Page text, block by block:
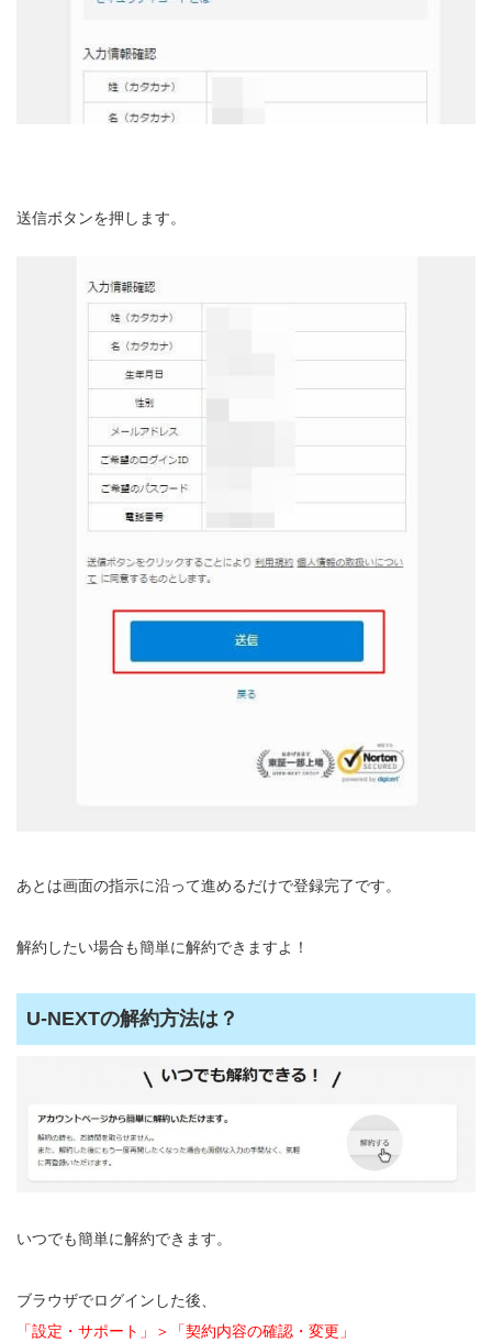
送信ボタンを押します。
あとは画面の指示に沿って進めるだけで登録完了です。
解約したい場合も簡単に解約できますよ！
U-NEXTの解約方法は？
いつでも簡単に解約できます。
ブラウザでログインした後、
「設定・サポート」＞「契約内容の確認・変更」